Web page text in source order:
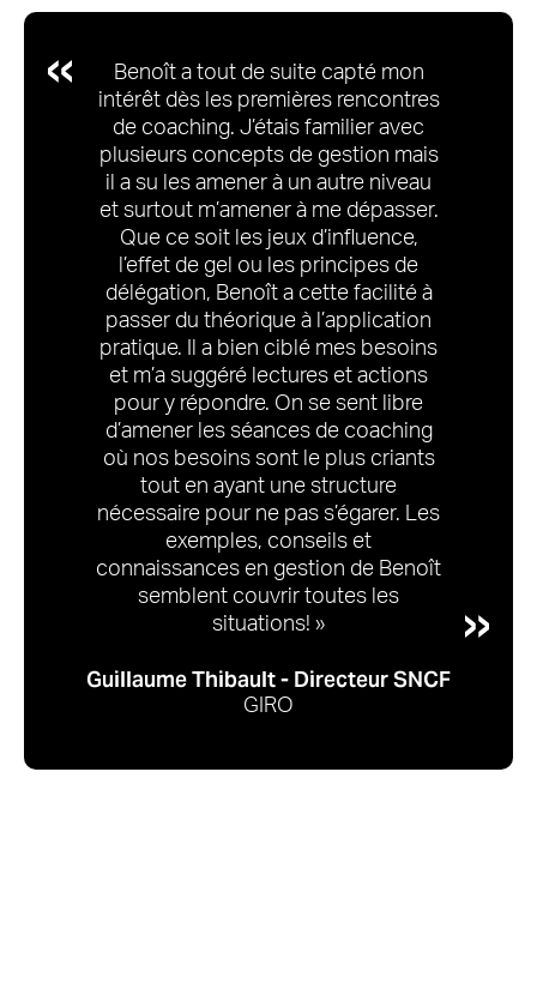
Benoît a tout de suite capté mon
intérêt dès les premières rencontres
de coaching. J’étais familier avec
plusieurs concepts de gestion mais
il a su les amener à un autre niveau
et surtout m’amener à me dépasser.
Que ce soit les jeux d’influence,
l’effet de gel ou les principes de
délégation, Benoît a cette facilité à
passer du théorique à l’application
pratique. Il a bien ciblé mes besoins
et m’a suggéré lectures et actions
pour y répondre. On se sent libre
d’amener les séances de coaching
où nos besoins sont le plus criants
tout en ayant une structure
nécessaire pour ne pas s’égarer. Les
exemples, conseils et
connaissances en gestion de Benoît
semblent couvrir toutes les
situations! »
Guillaume Thibault - Directeur SNCF
GIRO